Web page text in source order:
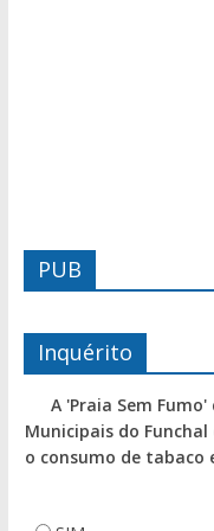
PUB
Inquérito
A 'Praia Sem
Municipais do
o consumo de tabaco